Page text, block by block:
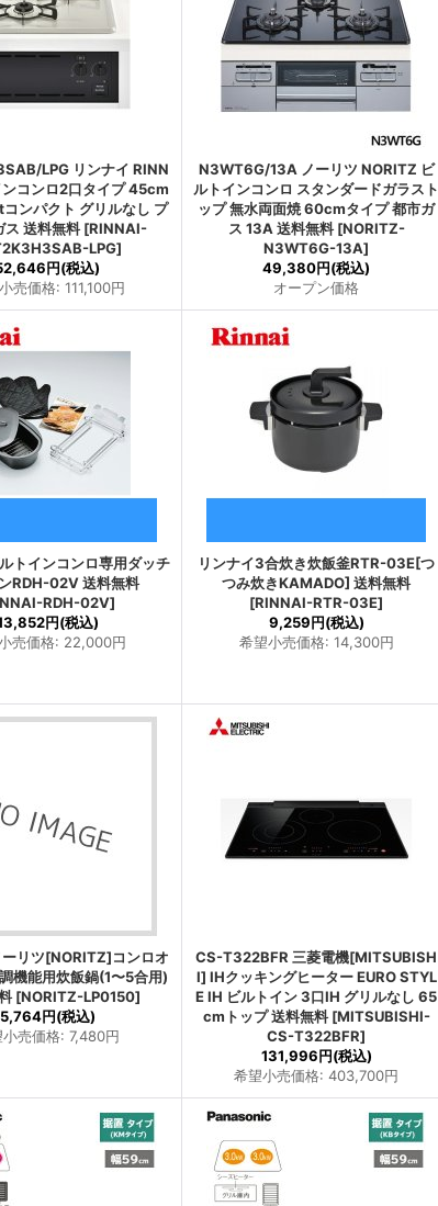
LPG リンナイ RINN
コンロ2口タイプ 45cm
ンパクト グリルなし プ
ス 送料無料 [RINNAI-
LPG]
円(税込)
売価格: 111,100円
N3WT6G/13A ノーリツ NORITZ ビ
ルトインコンロ スタンダードガラスト
ップ 無水両面焼 60cmタイプ 都市ガ
ス 13A 送料無料 [NORITZ-
N3WT6G-13A]
49,380円(税込)
オープン価格
トインコンロ専用ダッチ
RDH-02V 送料無料
RDH-02V]
円(税込)
売価格: 22,000円
リンナイ3合炊き炊飯釜RTR-03E[つ
つみ炊きKAMADO] 送料無料
[RINNAI-RTR-03E]
9,259円(税込)
希望小売価格: 14,300円
リツ[NORITZ]コンロオ
機能用炊飯鍋(1〜5合用)
[NORITZ-LP0150]
5,764円(税込)
小売価格: 7,480円
CS-T322BFR 三菱電機[MITSUBISH
I] IHクッキングヒーター EURO STYL
E IH ビルトイン 3口IH グリルなし 65
cmトップ 送料無料 [MITSUBISHI-
CS-T322BFR]
131,996円(税込)
希望小売価格: 403,700円